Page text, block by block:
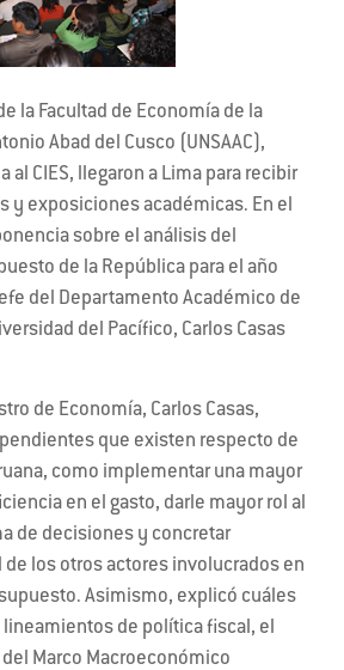
la Facultad de Economía de la
Abad del Cusco (UNSAAC),
al CIES, llegaron a Lima para recibir
y exposiciones académicas. En el
sobre el análisis del
de la República para el año
del Departamento Académico de
del Pacífico, Carlos Casas
de Economía, Carlos Casas,
que existen respecto de
como implementar una mayor
en el gasto, darle mayor rol al
de decisiones y concretar
los otros actores involucrados en
Asimismo, explicó cuáles
de política fiscal, el
Marco Macroeconómico